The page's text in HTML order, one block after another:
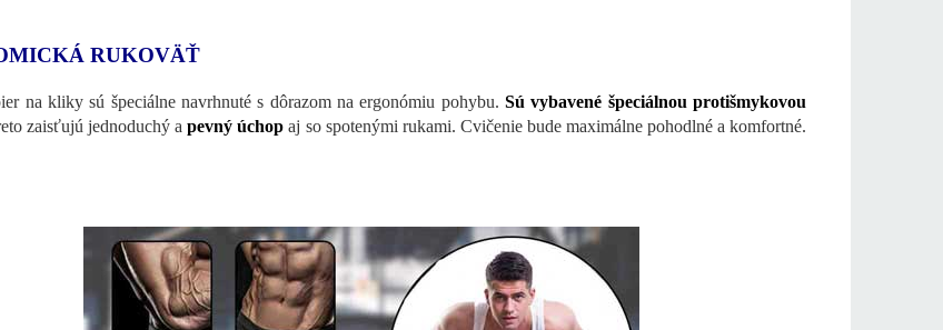
RUKOVÄŤ
na kliky sú špeciálne navrhnuté s dôrazom na ergonómiu pohybu. Sú vybavené špeciálnou protišmykovou
zaisťujú jednoduchý apevný úchop aj so spotenými rukami. Cvičenie bude maximálne pohodlné a komfortné.